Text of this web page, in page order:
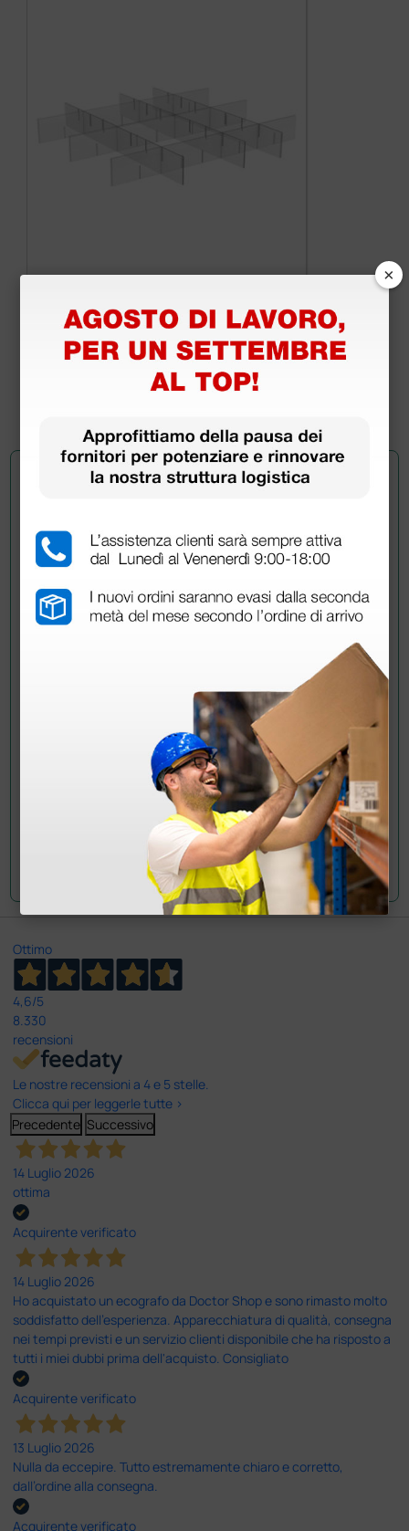
80,00 €
Chiedi a un collega
Invia ora la tua domanda ai colleghi che hanno già
acquistato questo prodotto.
Invia la tua domanda
Ottimo
4,6/5
8.330
recensioni
Le nostre recensioni a 4 e 5 stelle.
Clicca qui per leggerle tutte >
Precedente Successivo
14 Luglio 2026
ottima
Acquirente verificato
14 Luglio 2026
Ho acquistato un ecografo da Doctor Shop e sono rimasto molto
soddisfatto dell'esperienza. Apparecchiatura di qualità, consegna
nei tempi previsti e un servizio clienti disponibile che ha risposto a
tutti i miei dubbi prima dell'acquisto. Consigliato
Acquirente verificato
13 Luglio 2026
Nulla da eccepire. Tutto estremamente chiaro e corretto,
dall’ordine alla consegna.
Acquirente verificato
×